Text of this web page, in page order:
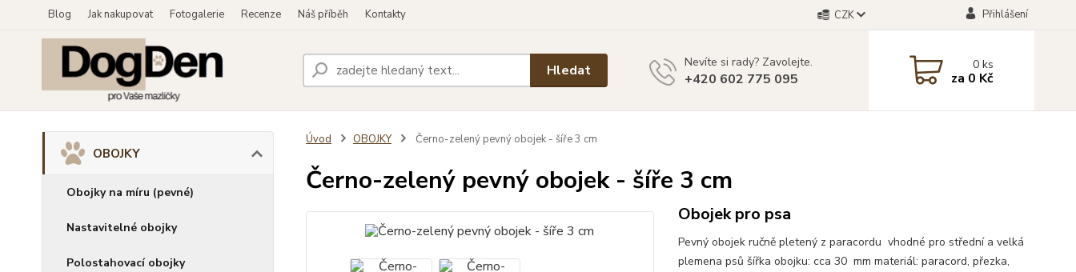
Blog Jak nakupovat Fotogalerie Recenze Náš příběh Kontakty CZK Přihlášení
Hledat Nevíte si rady? Zavolejte.
+420 602 775 095
0ks
za 0 Kč
OBOJKY
Obojky na míru (pevné)
Nastavitelné obojky
Polostahovací obojky
Úvod OBOJKY Černo-zelený pevný obojek - šíře 3 cm
Černo-zelený pevný obojek - šíře 3 cm
Obojek pro psa
Pevný obojek ručně pletený z paracordu vhodné pro střední a velká
plemena psů šířka obojku: cca 30 mm materiál: paracord, přezka,